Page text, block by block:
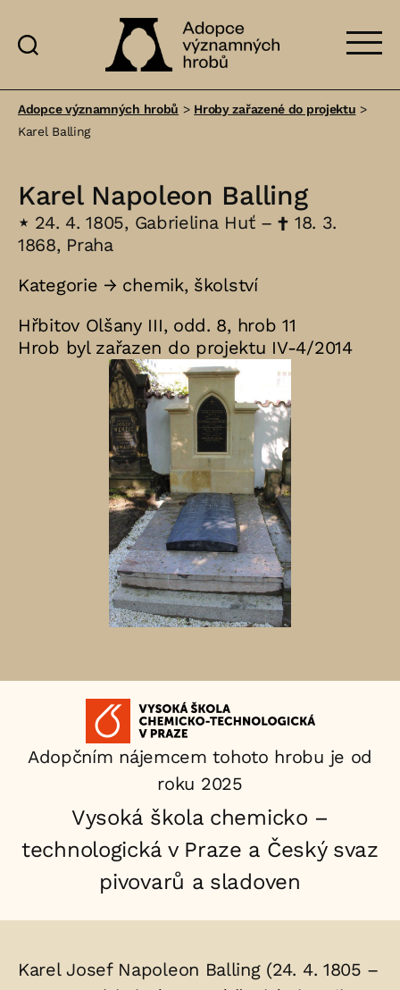
významných
Adopce významných hrobů > Hroby zařazené do projektu >
Karel Balling
Karel Napoleon Balling
⋆ 24. 4. 1805, Gabrielina Huť –† 18. 3.
1868, Praha
Kategorie → chemik, školství
Hřbitov Olšany III, odd. 8, hrob 11
Hrob byl zařazen do projektu IV-4/2014
Aktuální
adopční
nájemce:
Adopčním nájemcem tohoto hrobu je od
roku 2025
Vysoká škola chemicko –
technologická v Praze a Český svaz
pivovarů a sladoven
Životopis
Karel Josef Napoleon Balling (24. 4. 1805 –